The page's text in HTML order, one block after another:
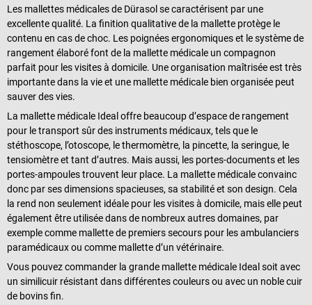
Les mallettes médicales de Dürasol se caractérisent par une
excellente qualité. La finition qualitative de la mallette protège le
contenu en cas de choc. Les poignées ergonomiques et le système de
rangement élaboré font de la mallette médicale un compagnon
parfait pour les visites à domicile. Une organisation maîtrisée est très
importante dans la vie et une mallette médicale bien organisée peut
sauver des vies.
La mallette médicale Ideal offre beaucoup d’espace de rangement
pour le transport sûr des instruments médicaux, tels que le
stéthoscope, l’otoscope, le thermomètre, la pincette, la seringue, le
tensiomètre et tant d’autres. Mais aussi, les portes-documents et les
portes-ampoules trouvent leur place. La mallette médicale convainc
donc par ses dimensions spacieuses, sa stabilité et son design. Cela
la rend non seulement idéale pour les visites à domicile, mais elle peut
également être utilisée dans de nombreux autres domaines, par
exemple comme mallette de premiers secours pour les ambulanciers
paramédicaux ou comme mallette d’un vétérinaire.
Vous pouvez commander la grande mallette médicale Ideal soit avec
un similicuir résistant dans différentes couleurs ou avec un noble cuir
de bovins fin.